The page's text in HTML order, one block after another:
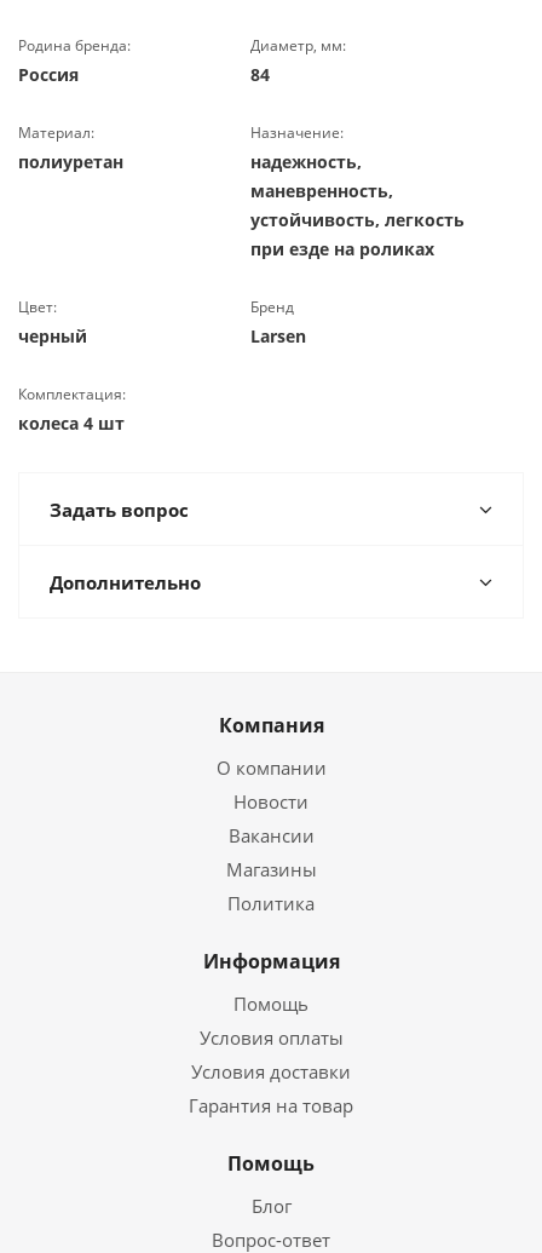
Родина бренда:
Россия
Диаметр, мм:
84
Материал:
полиуретан
Назначение:
надежность,
маневренность,
устойчивость, легкость
при езде на роликах
Цвет:
черный
Бренд
Larsen
Комплектация:
колеса 4 шт
Задать вопрос
Дополнительно
Компания
О компании
Новости
Вакансии
Магазины
Политика
Информация
Помощь
Условия оплаты
Условия доставки
Гарантия на товар
Помощь
Блог
Вопрос-ответ